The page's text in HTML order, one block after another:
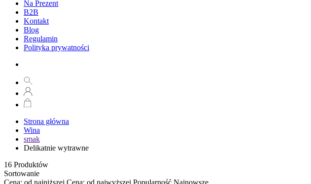
Na Prezent
B2B
Kontakt
Blog
Regulamin
Polityka prywatności
Strona główna
Wina
smak
Delikatnie wytrawne
16 Produktów
Sortowanie
Cena: od najniższej Cena: od najwyższej Popularność Najnowsze